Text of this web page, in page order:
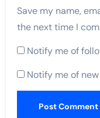
Save my name,
the next time I
Notify me of
Notify me of